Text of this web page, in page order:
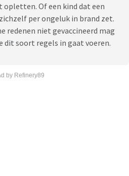
opletten. Of een kind dat een
per ongeluk in brand zet.
redenen niet gevaccineerd mag
dit soort regels in gaat voeren.
by Refinery89